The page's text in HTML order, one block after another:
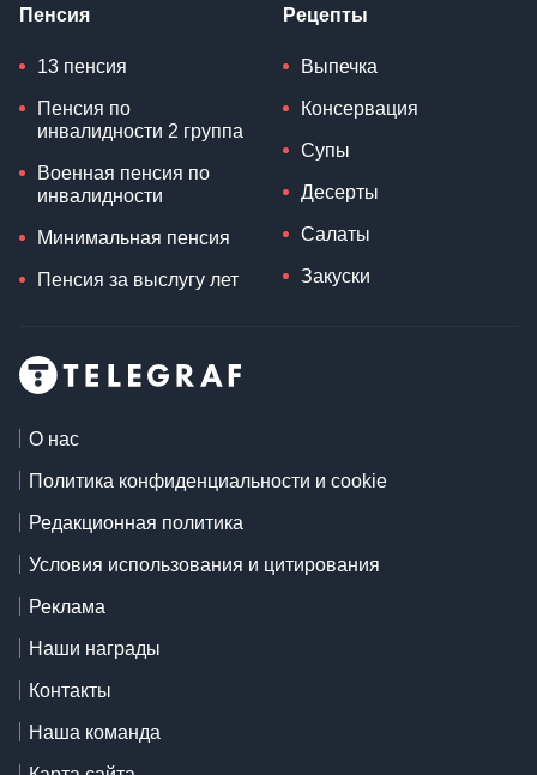
Пенсия
13 пенсия
Пенсия по
инвалидности 2 группа
Военная пенсия по
инвалидности
Минимальная пенсия
Пенсия за выслугу лет
Рецепты
Выпечка
Консервация
Супы
Десерты
Салаты
Закуски
О нас
Политика конфиденциальности и cookie
Редакционная политика
Условия использования и цитирования
Реклама
Наши награды
Контакты
Наша команда